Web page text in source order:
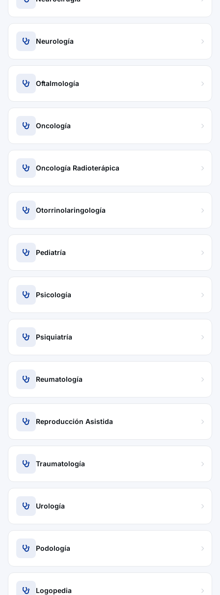
Neurología
Oftalmología
Oncología
Oncología Radioterápica
Otorrinolaringología
Pediatría
Psicología
Psiquiatría
Reumatología
Reproducción Asistida
Traumatología
Urología
Podología
Logopedia